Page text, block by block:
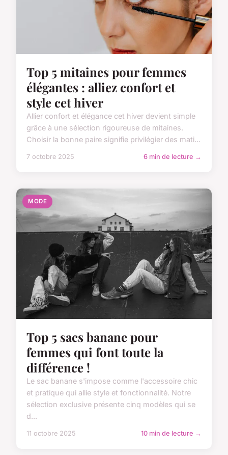
Top 5 mitaines pour femmes
élégantes : alliez confort et
style cet hiver
Allier confort et élégance cet hiver devient simple
grâce à une sélection rigoureuse de mitaines.
Choisir la bonne paire signifie privilégier des mati...
7 octobre 2025 6 min de lecture →
MODE
Top 5 sacs banane pour
femmes qui font toute la
différence !
Le sac banane s'impose comme l'accessoire chic
et pratique qui allie style et fonctionnalité. Notre
sélection exclusive présente cinq modèles qui se
d...
11 octobre 2025 10 min de lecture →